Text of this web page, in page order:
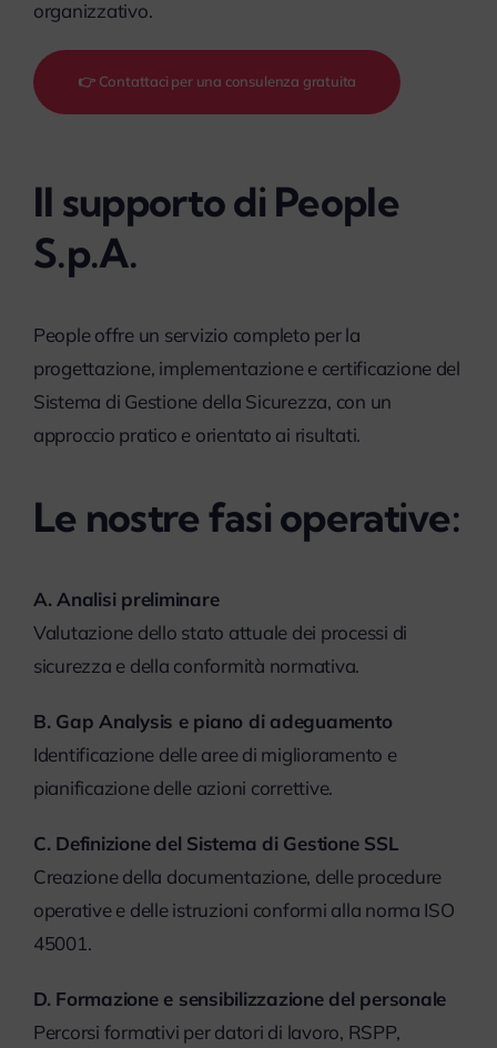
organizzativo.
👉 Contattaci per una consulenza gratuita
Il supporto di People
S.p.A.
People offre un servizio completo per la
progettazione, implementazione e certificazione del
Sistema di Gestione della Sicurezza, con un
approccio pratico e orientato ai risultati.
Le nostre fasi operative:
A. Analisi preliminare
Valutazione dello stato attuale dei processi di
sicurezza e della conformità normativa.
B. Gap Analysis e piano di adeguamento
Identificazione delle aree di miglioramento e
pianificazione delle azioni correttive.
C. Definizione del Sistema di Gestione SSL
Creazione della documentazione, delle procedure
operative e delle istruzioni conformi alla norma ISO
45001.
D. Formazione e sensibilizzazione del personale
Percorsi formativi per datori di lavoro, RSPP,